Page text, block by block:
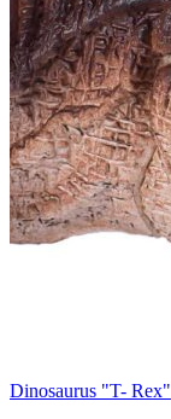
Dinosaurus "T- Rex"